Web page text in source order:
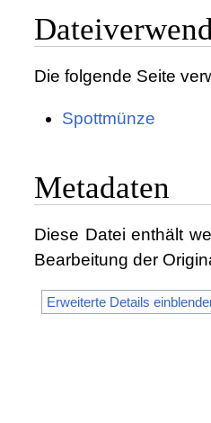
Die folgende Seite
Spottmünze
Metadaten
Diese Datei enthält
Bearbeitung der
Erweiterte Details